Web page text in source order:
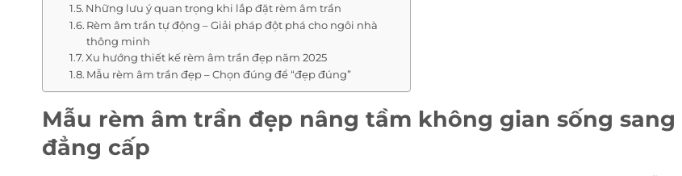
Những lưu ý quan trọng khi lắp đặt rèm âm trần
Rèm âm trần tự động – Giải pháp đột phá cho ngôi nhà
thông minh
Xu hướng thiết kế rèm âm trần đẹp năm 2025
Mẫu rèm âm trần đẹp – Chọn đúng để “đẹp đúng”
Mẫu rèm âm trần đẹp nâng tầm không gian sống
đẳng cấp